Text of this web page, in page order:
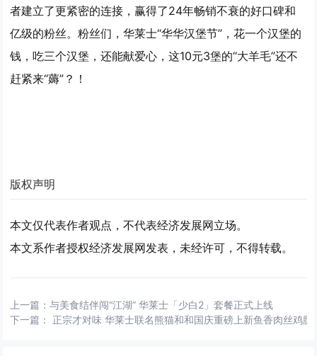
者建立了更紧密的连接，赢得了24年畅销不衰的好口碑和
亿级的粉丝。粉丝们，华莱士“华华汉堡节”，花一个汉堡的
钱，吃三个汉堡，还能献爱心，这10元3堡的“大羊毛”还不
赶紧来“薅”？！
版权声明
本文仅代表作者观点，不代表经济发展网立场。
本文系作者授权经济发展网发表，未经许可，不得转载。
上一篇：与美食结伴闯“江湖” 华莱士「少白2」套餐正式上线
下一篇：
正宗才对味 华莱士联名熊猫和和国庆重磅上新鱼香肉丝鸡腿